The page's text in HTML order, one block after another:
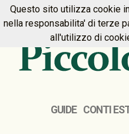
HOME PREMIUM
GUIDE CONTI
Questo sito utilizza cookie
nella responsabilita' di terze
all'utilizzo di